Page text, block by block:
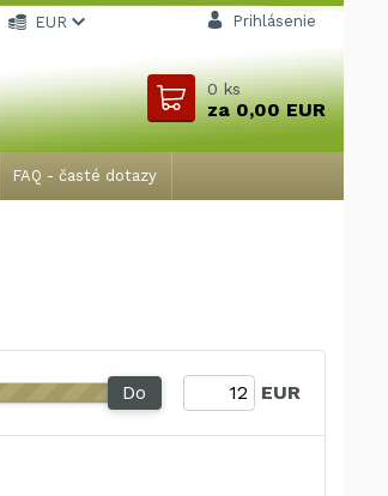
FAQ - časté dotazy
EUR Prihlásenie
0ks
za0,00 EUR
Do EUR